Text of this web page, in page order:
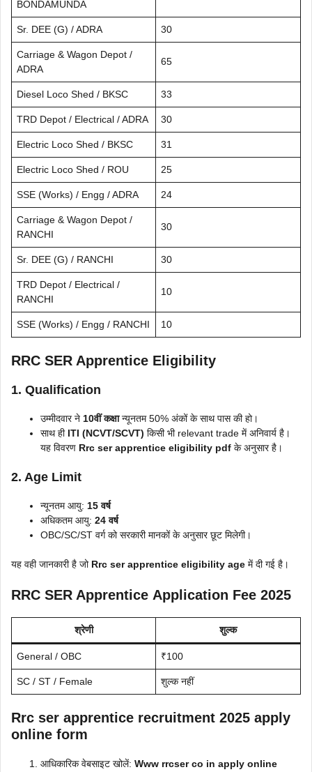
BONDAMUNDA
Sr. DEE (G) / ADRA 30
Carriage & Wagon Depot /
ADRA
65
Diesel Loco Shed / BKSC 33
TRD Depot / Electrical / ADRA 30
Electric Loco Shed / BKSC 31
Electric Loco Shed / ROU 25
SSE (Works) / Engg / ADRA 24
Carriage & Wagon Depot /
RANCHI
30
Sr. DEE (G) / RANCHI 30
TRD Depot / Electrical /
RANCHI
10
SSE (Works) / Engg / RANCHI 10
RRC SER Apprentice Eligibility
1. Qualification
उम्मीदवार ने 10वीं कक्षान्यूनतम 50% अंकों के साथ पास की हो।
साथ ही ITI (NCVT/SCVT) किसी भी relevant trade में अनिवार्य है।
यह विवरण Rrc ser apprentice eligibility pdf के अनुसार है।
2. Age Limit
न्यूनतम आयु: 15 वर्ष
अधिकतम आयु: 24 वर्ष
OBC/SC/ST वर्ग को सरकारी मानकों के अनुसार छूट मिलेगी।
यह वही जानकारी है जो Rrc ser apprentice eligibility age में दी गई है।
RRC SER Apprentice Application Fee 2025
श्रेणी शुल्क
General / OBC ₹100
SC / ST / Female शुल्क नहीं
Rrc ser apprentice recruitment 2025 apply
online form
आधिकारिक वेबसाइट खोलें: Www rrcser co in apply online